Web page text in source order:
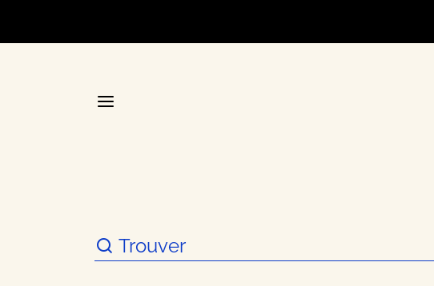
La plateforme stratégique des marques